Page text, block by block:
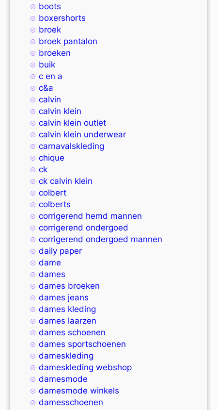
boots
boxershorts
broek
broek pantalon
broeken
buik
c en a
c&a
calvin
calvin klein
calvin klein outlet
calvin klein underwear
carnavalskleding
chique
ck
ck calvin klein
colbert
colberts
corrigerend hemd mannen
corrigerend ondergoed
corrigerend ondergoed mannen
daily paper
dame
dames
dames broeken
dames jeans
dames kleding
dames laarzen
dames schoenen
dames sportschoenen
dameskleding
dameskleding webshop
damesmode
damesmode winkels
damesschoenen